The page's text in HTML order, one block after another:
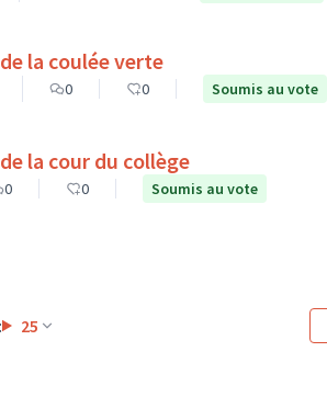
la coulée verte
0 0 Soumis au vote
Aménagement de la cour du collège
0 0 Soumis au vote
25